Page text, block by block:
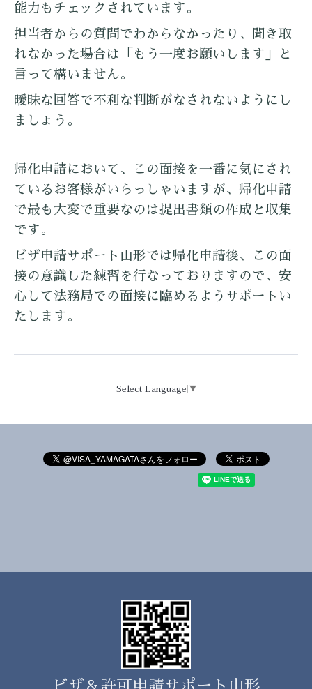
能力もチェックされています。
担当者からの質問でわからなかったり、聞き取
れなかった場合は「もう一度お願いします」と
言って構いません。
曖昧な回答で不利な判断がなされないようにし
ましょう。
帰化申請において、この面接を一番に気にされ
ているお客様がいらっしゃいますが、帰化申請
で最も大変で重要なのは提出書類の作成と収集
です。
ビザ申請サポート山形では帰化申請後、この面
接の意識した練習を行なっておりますので、安
心して法務局での面接に臨めるようサポートい
たします。
Select Language ▼